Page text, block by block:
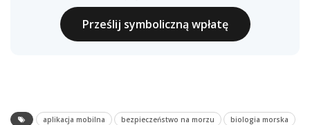
Prześlij symboliczną wpłatę
aplikacja mobilna bezpieczeństwo na morzu
biologia morska